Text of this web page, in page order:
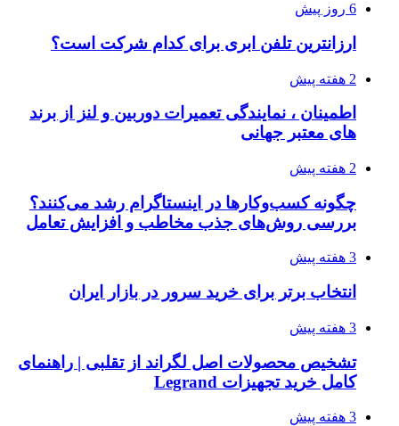
6 روز پیش
ارزانترین تلفن ابری برای کدام شرکت است؟
2 هفته پیش
اطمینان ، نمایندگی تعمیرات دوربین و لنز از برند
های معتبر جهانی
2 هفته پیش
چگونه کسب‌وکارها در اینستاگرام رشد می‌کنند؟
بررسی روش‌های جذب مخاطب و افزایش تعامل
3 هفته پیش
انتخاب برتر برای خرید سرور در بازار ایران
3 هفته پیش
تشخیص محصولات اصل لگراند از تقلبی | راهنمای
کامل خرید تجهیزات Legrand
3 هفته پیش